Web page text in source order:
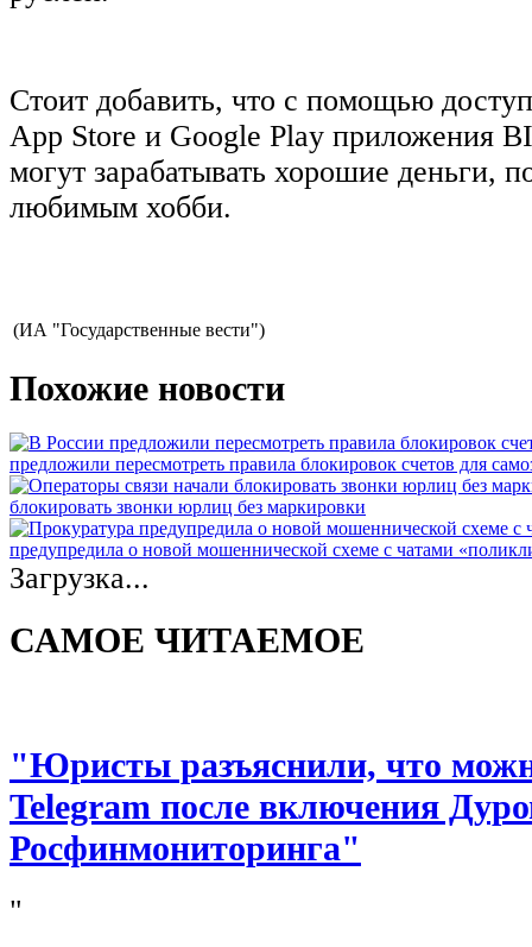
Стоит добавить, что с помощью
App Store и Google Play приложения
могут зарабатывать хорошие деньги,
любимым хобби.
(ИА "Государственные вести")
Похожие новости
предложили пересмотреть правила блокировок счетов для
блокировать звонки юрлиц без маркировки
предупредила о новой мошеннической схеме с чатами
Загрузка...
САМОЕ ЧИТАЕМОЕ
"Юристы разъяснили, что
Telegram после включения
Росфинмониторинга"
"